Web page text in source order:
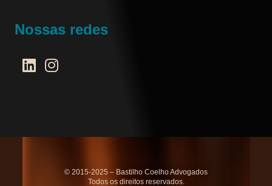
Nossas redes
© 2015-2025 – Bastilho Coelho Advogados
Todos os direitos reservados.